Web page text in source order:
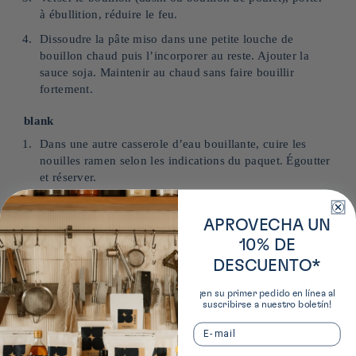
à ébullition, réduire le feu.
Dissoudre la pâte miso dans une petite louche de
bouillon chaud puis l’incorporer au reste. Ajouter la
sauce soja. Maintenir au chaud sans faire bouillir
fortement.
blank
Dans une autre casserole d’eau bouillante, cuire les
nouilles ramen selon les indications du paquet. Égoutter
et réserver.
blank
Répartir les nouilles dans 4 bols.
Verser le bouillon miso bien chaud par‑dessus.
Ajouter les tranches de chashu, un demi‑œuf ramen par
bol, le maïs, les pousses de bambou, les oignons verts
et les feuilles d’épinards si désiré.
Parsemer de graines de sésame.
APROVECHA UN
10% DE
DESCUENTO*
¡en su primer pedido en línea al
suscribirse a nuestro boletín!
Email